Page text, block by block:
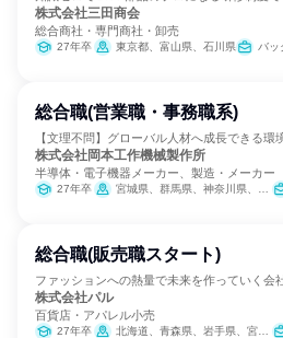
株式会社三田商会
総合商社・専門商社・卸売
27年卒 東京都、富山県、石川県 バッ
総合職(営業職・事務職系)
【文理不問】グローバル人材へ成長できる環
株式会社岡本工作機械製作所
半導体・電子機器メーカー、製造・メーカー
27年卒 宮城県、群馬県、神奈川県、富山県、静岡県、愛知県、大阪府、広島県、福岡県
総合職(販売職スタート)
ファッションへの熱量で未来を作っていく会
株式会社パル
百貨店・アパレル小売
27年卒 北海道、青森県、岩手県、宮城県、秋田県、山形県、福島県、茨城県、栃木県、群馬県、埼玉県、千葉県、東京都、神奈川県、新潟県、富山県、石川県、福井県、山梨県、長野県、岐阜県、静岡県、愛知県、三重県、滋賀県、京都府、大阪府、兵庫県、奈良県、和歌山県、鳥取県、島根県、岡山県、広島県、山口県、徳島県、香川県、愛媛県、高知県、福岡県、佐賀県、長崎県、熊本県、大分県、宮崎県、鹿児島県、沖縄県